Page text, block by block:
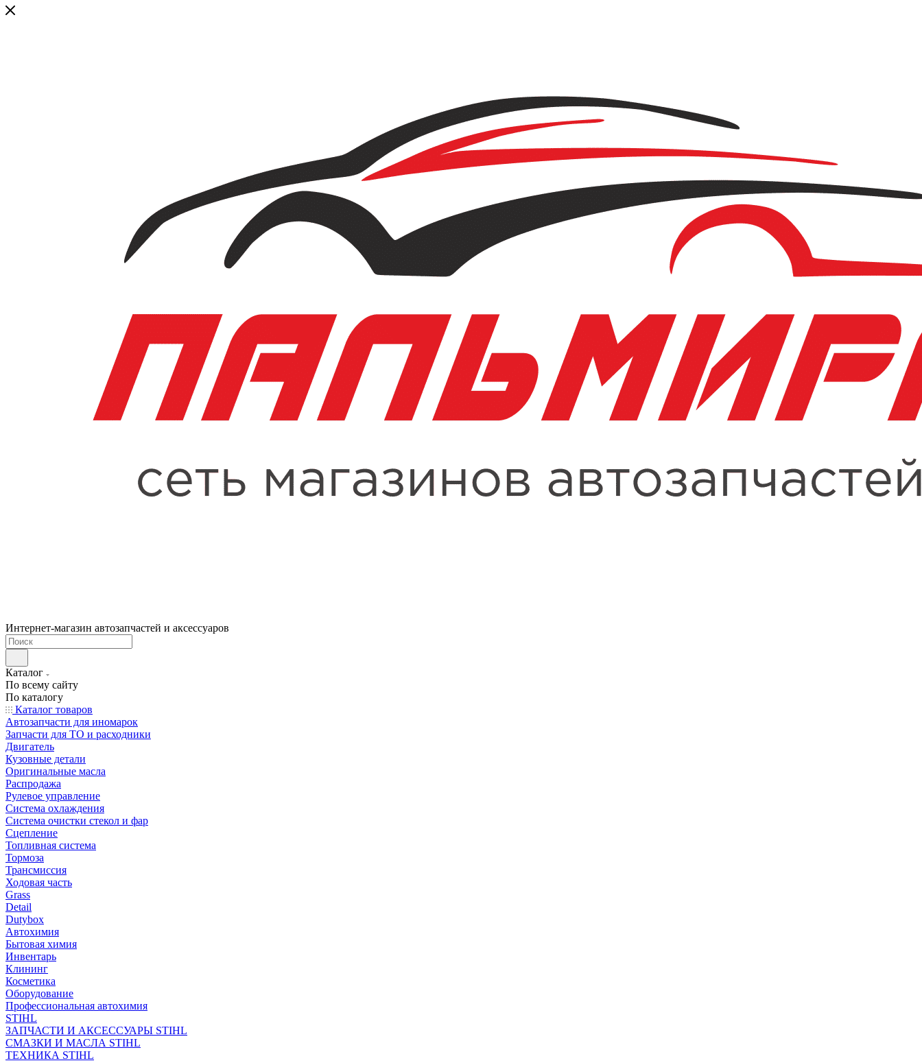
Интернет-магазин автозапчастей и аксессуаров
Каталог
По всему сайту
По каталогу
Каталог товаров
Автозапчасти для иномарок
Запчасти для ТО и расходники
Двигатель
Кузовные детали
Оригинальные масла
Распродажа
Рулевое управление
Система охлаждения
Система очистки стекол и фар
Сцепление
Топливная система
Тормоза
Трансмиссия
Ходовая часть
Grass
Detail
Dutybox
Автохимия
Бытовая химия
Инвентарь
Клининг
Косметика
Оборудование
Профессиональная автохимия
STIHL
ЗАПЧАСТИ И АКСЕССУАРЫ STIHL
СМАЗКИ И МАСЛА STIHL
ТЕХНИКА STIHL